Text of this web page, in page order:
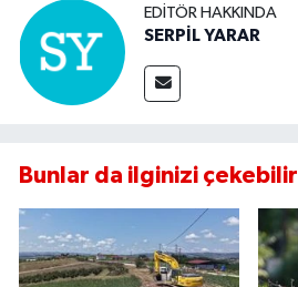
EDITÖR HAKKINDA
SERPİL YARAR
Bunlar da ilginizi çekebilir